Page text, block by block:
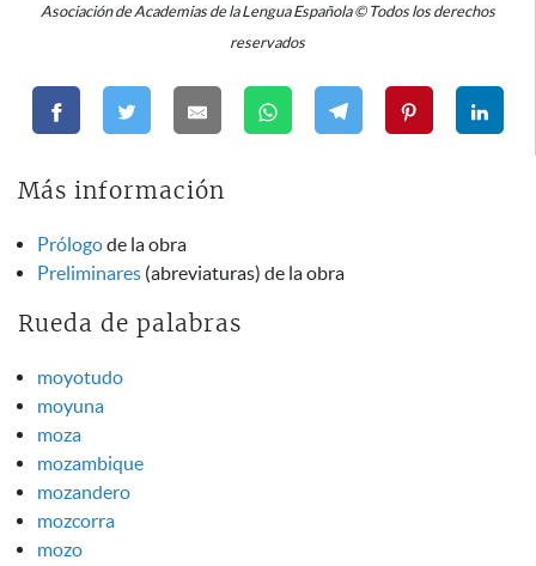
Asociación de Academias de la Lengua Española © Todos los derechos
reservados
Más información
Prólogode la obra
Preliminares (abreviaturas) de la obra
Rueda de palabras
moyotudo
moyuna
moza
mozambique
mozandero
mozcorra
mozo